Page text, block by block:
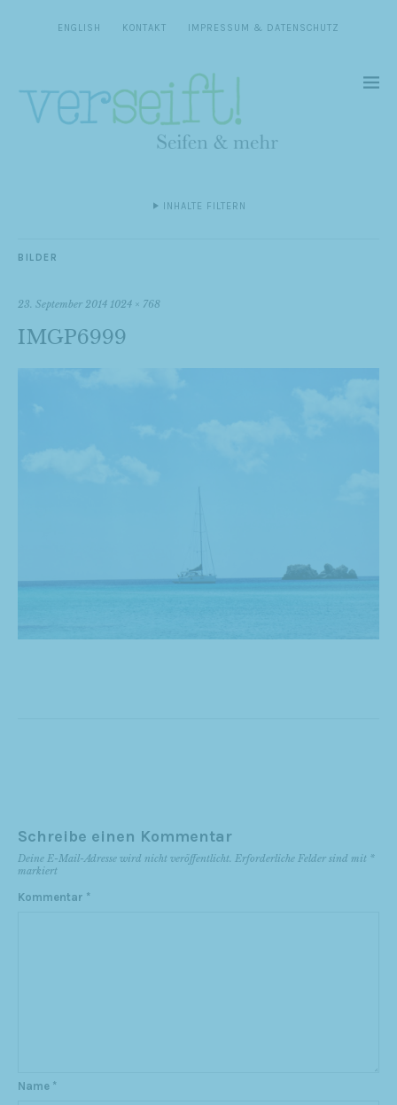
ENGLISH KONTAKT IMPRESSUM & DATENSCHUTZ
INHALTE FILTERN
BILDER
23. September 2014 1024 × 768
IMGP6999
Schreibe einen Kommentar
Deine E-Mail-Adresse wird nicht veröffentlicht. Erforderliche Felder sind mit *
markiert
Kommentar *
Name *